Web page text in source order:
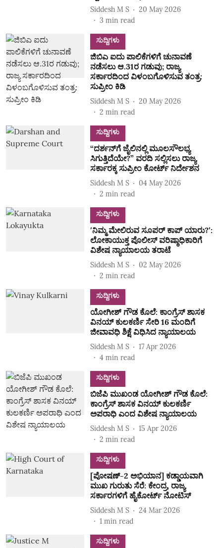
Siddesh M S
20 May 2026
3 min read
ಸುದ್ದಿಗಳು
ಜಿಬಿಎ ಐದು ಪಾಲಿಕೆಗಳಿಗೆ ಚುನಾವಣೆ
ನಡೆಸಲು ಆ.31ರ ಗಡುವು; ರಾಜ್ಯ
ಸರ್ಕಾರದಿಂದ ವಿಳಂಬಗೊಳಿಸುವ ತಂತ್ರ:
ಸುಪ್ರೀಂ ಕಿಡಿ
Siddesh M S
20 May 2026
2 min read
ಸುದ್ದಿಗಳು
“ದರ್ಶನ್‌ಗೆ ಜೈಲಿನಲ್ಲಿ ಮೂಲಸೌಲಭ್ಯ
ಸಿಗುತ್ತಿದೆಯೇ?” ವರದಿ ಸಲ್ಲಿಸಲು ರಾಜ್ಯ
ಸರ್ಕಾರಕ್ಕ ಸುಪ್ರೀಂ ಕೋರ್ಟ್‌ ನಿರ್ದೇಶನ
Siddesh M S
04 May 2026
2 min read
ಸುದ್ದಿಗಳು
ʼನಿಮ್ಮ ಮೇಲಿರುವ ಸೂಪರ್‌ ಕಾಪ್‌ ಯಾರು?ʼ:
ಲೋಕಾಯುಕ್ತ ಪೊಲೀಸ್‌ ವರಿಷ್ಠಾಧಿಕಾರಿಗೆ
ವಿಶೇಷ ನ್ಯಾಯಾಲಯ ತರಾಟೆ
Siddesh M S
02 May 2026
2 min read
ಸುದ್ದಿಗಳು
ಯೋಗೀಶ್‌ ಗೌಡ ಕೊಲೆ: ಕಾಂಗ್ರೆಸ್‌ ಶಾಸಕ
ವಿನಯ್‌ ಕುಲಕರ್ಣಿ ಸೇರಿ 16 ಮಂದಿಗೆ
ಜೀವಾವಧಿ ಶಿಕ್ಷೆ ವಿಧಿಸಿದ ನ್ಯಾಯಾಲಯ
Siddesh M S
17 Apr 2026
4 min read
ಸುದ್ದಿಗಳು
ಬಿಜೆಪಿ ಮುಖಂಡ ಯೋಗೀಶ್‌ ಗೌಡ ಕೊಲೆ:
ಕಾಂಗ್ರೆಸ್ ಶಾಸಕ ವಿನಯ್‌ ಕುಲಕರ್ಣಿ
ಅಪರಾಧಿ ಎಂದ ವಿಶೇಷ ನ್ಯಾಯಾಲಯ
Siddesh M S
15 Apr 2026
2 min read
ಸುದ್ದಿಗಳು
[ಪೋಷಣ್-2 ಅಭಿಯಾನ] ಕಡ್ಡಾಯವಾಗಿ
ಮುಖ ಗುರುತು ಸೆರೆ: ಕೇಂದ್ರ, ರಾಜ್ಯ
ಸರ್ಕಾರಗಳಿಗೆ ಹೈಕೋರ್ಟ್‌ ನೋಟಿಸ್‌
Siddesh M S
24 Mar 2026
1 min read
ಸುದ್ದಿಗಳು